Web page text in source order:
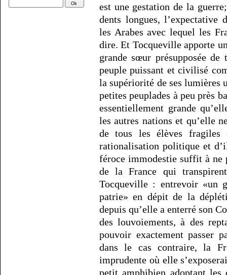
est une gestation de la
dents longues, l’expectative
les Arabes avec lequel les
dire. Et Tocqueville apporte
grande sœur présupposée
peuple puissant et civilisé
la supériorité de ses lumières
petites peuplades à peu près
essentiellement grande
les autres nations et qu’elle
de tous les élèves fragiles
rationalisation politique et
féroce immodestie suffit à ne
de la France qui
Tocqueville : entrevoir «un
patrie» en dépit de la
depuis qu’elle a enterré son
des louvoiements, à des
pouvoir exactement passer
dans le cas contraire, la
imprudente où elle
petit amphibien adoptant